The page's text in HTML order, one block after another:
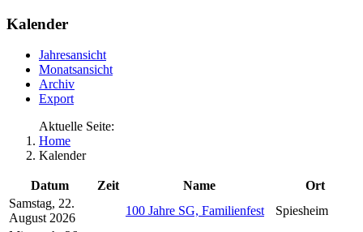
Kalender
Jahresansicht
Monatsansicht
Archiv
Export
Aktuelle Seite:
Home
Kalender
Datum Zeit Name
Ort
Samstag, 22.
August 2026
100 Jahre SG, Familienfest
Spiesheim